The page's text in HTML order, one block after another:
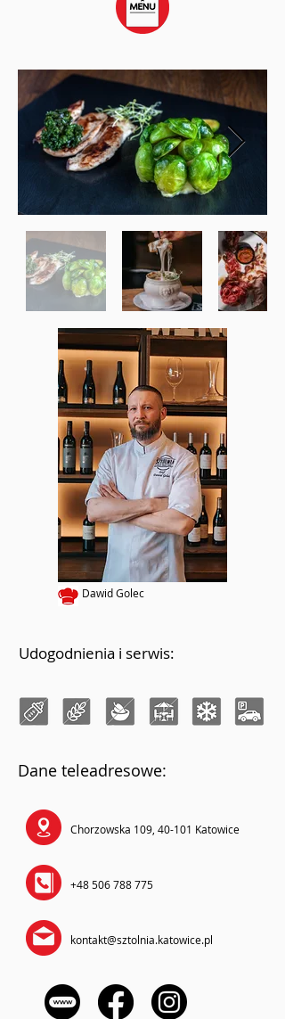
Dawid Golec
Udogodnienia i serwis:
Dane teleadresowe:
Chorzowska 109, 40-101 Katowice
+48 506 788 775
kontakt@sztolnia.katowice.pl